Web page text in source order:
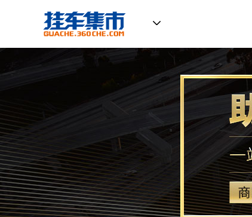
挂车集市